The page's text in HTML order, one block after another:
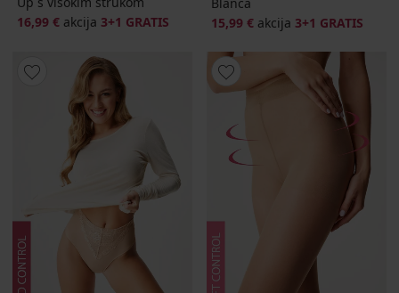
16,99 € akcija 3+1 GRATIS
Blanca
15,99 € akcija 3+1 GRATIS